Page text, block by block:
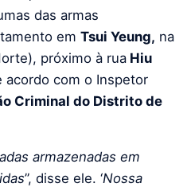
das armas
em Tsui Yeung, na
próximo à rua Hiu
acordo com o Inspetor
Criminal do Distrito de
armazenadas em
”, disse ele. ‘Nossa